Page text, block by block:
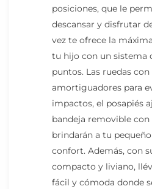
posiciones, que le
descansar y disfrutar
vez te ofrece la
tu hijo con un sistema
puntos. Las ruedas
amortiguadores para
impactos, el posapiés
bandeja removible con
brindarán a tu
confort. Además, con
compacto y liviano,
fácil y cómoda donde